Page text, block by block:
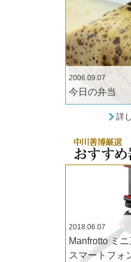
2006.09.07
今日の弁当
詳
2018.06.07
Manfrotto ミ
スマートフォ